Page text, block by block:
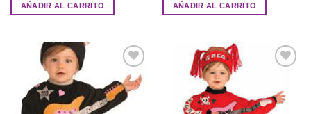
AÑADIR AL CARRITO AÑADIR AL CARRITO
Añadir
a la
lista de
deseos
lista de
deseos